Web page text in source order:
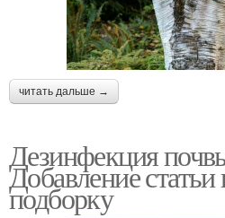
читать дальше →
Дезинфекция
Добавление
подборку